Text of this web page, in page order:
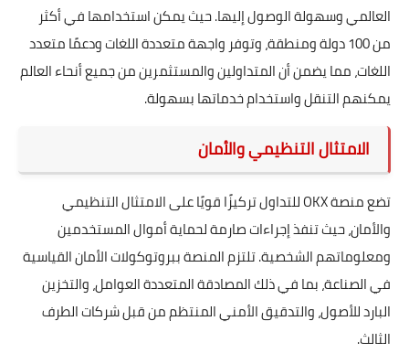
العالمي وسهولة الوصول إليها. حيث يمكن استخدامها في أكثر
من 100 دولة ومنطقة، وتوفر واجهة متعددة اللغات ودعمًا متعدد
اللغات، مما يضمن أن المتداولين والمستثمرين من جميع أنحاء العالم
يمكنهم التنقل واستخدام خدماتها بسهولة.
الامتثال التنظيمي والأمان
تضع منصة OKX للتداول تركيزًا قويًا على الامتثال التنظيمي
والأمان، حيث تنفذ إجراءات صارمة لحماية أموال المستخدمين
ومعلوماتهم الشخصية. تلتزم المنصة ببروتوكولات الأمان القياسية
في الصناعة، بما في ذلك المصادقة المتعددة العوامل، والتخزين
البارد للأصول، والتدقيق الأمني المنتظم من قبل شركات الطرف
الثالث.